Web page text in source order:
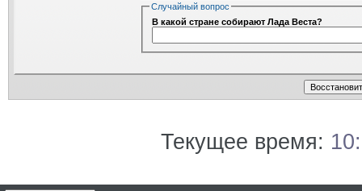
Случайный вопрос
В какой стране собирают Лада Веста?
Текущее время: